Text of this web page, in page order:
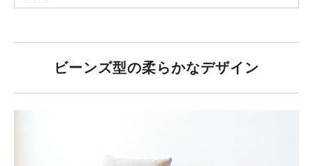
ビーンズ型の柔らかなデザイン